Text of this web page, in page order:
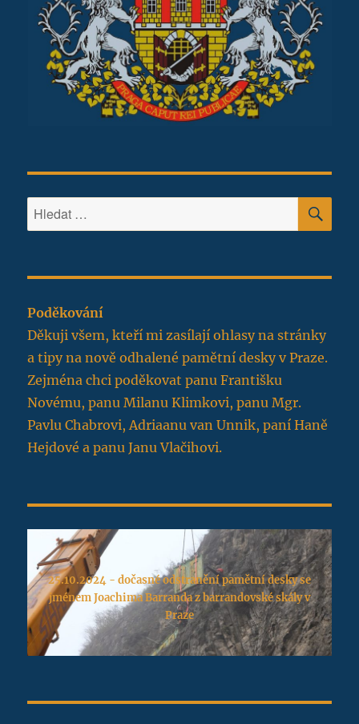
Hledat:
Poděkování
Děkuji všem, kteří mi zasílají ohlasy na stránky
a tipy na nově odhalené pamětní desky v Praze.
Zejména chci poděkovat panu Františku
Novému, panu Milanu Klimkovi, panu Mgr.
Pavlu Chabrovi, Adriaanu van Unnik, paní Haně
Hejdové a panu Janu Vlačihovi.
25.10.2024 - dočasné odstranění pamětní desky se
jménem Joachima Barranda z barrandovské skály v
Praze